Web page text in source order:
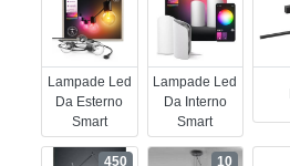
Lampade Led
Da Esterno
Smart
Lampade Led
Da Interno
Smart
450 10